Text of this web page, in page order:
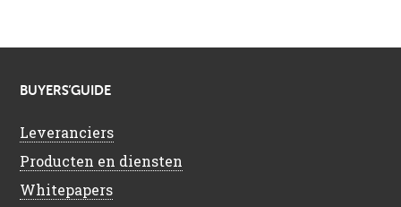
BUYERS’GUIDE
Leveranciers
Producten en diensten
Whitepapers